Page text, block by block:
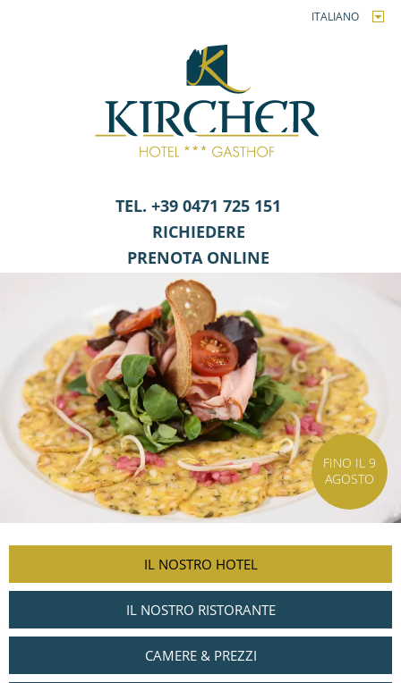
ITALIANO
TEL. +39 0471 725 151
RICHIEDERE
PRENOTA ONLINE
FINO IL 9
AGOSTO
IL NOSTRO HOTEL
IL NOSTRO RISTORANTE
CAMERE & PREZZI